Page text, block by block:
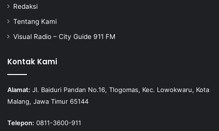
Redaksi
Tentang Kami
Visual Radio – City Guide 911 FM
Kontak Kami
Alamat: Jl. Baiduri Pandan No.16, Tlogomas, Kec. Lowokwaru, Kota
Malang, Jawa Timur 65144
Telepon: 0811-3600-911